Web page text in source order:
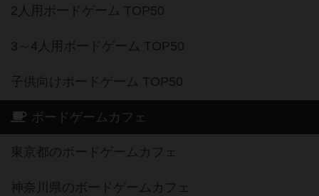
2人用ボードゲーム TOP50
3～4人用ボードゲーム TOP50
子供向けボードゲーム TOP50
ボードゲームカフェ
東京都のボードゲームカフェ
神奈川県のボードゲームカフェ